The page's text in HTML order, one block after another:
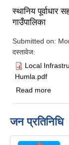
स्थानिय पूर्वाधार
गाउँपालिका
Submitted on:
दस्तावेज:
Local
Humla.pdf
Read more
जन प्रतिनिधि